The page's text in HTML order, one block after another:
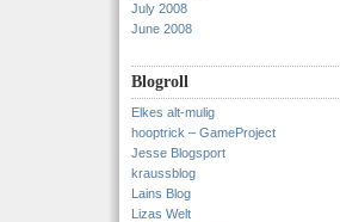
July 2008
June 2008
Blogroll
Elkes alt-mulig
hooptrick – GameProject
Jesse Blogsport
kraussblog
Lains Blog
Lizas Welt